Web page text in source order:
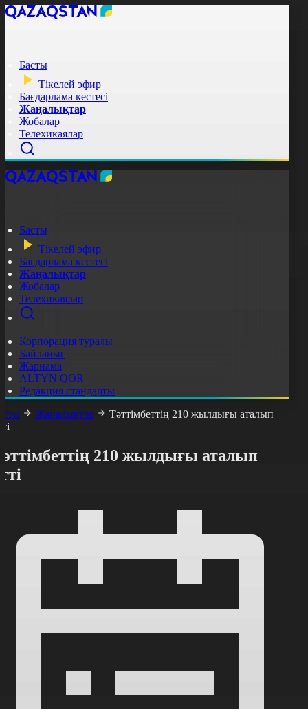
Басты
Тікелей эфир
Бағдарлама кестесі
Жаңалықтар
Жобалар
Телехикаялар
Басты
Тікелей эфир
Бағдарлама кестесі
Жаңалықтар
Жобалар
Телехикаялар
Корпорация туралы
Байланыс
Жарнама
ALTYN QOR
Редакция стандарты
Жаңалықтар
Тәттімбеттің 210 жылдығы аталып
210 жылдығы аталып